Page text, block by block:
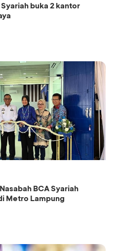
buka 2 kantor
BCA Syariah
Metro Lampung